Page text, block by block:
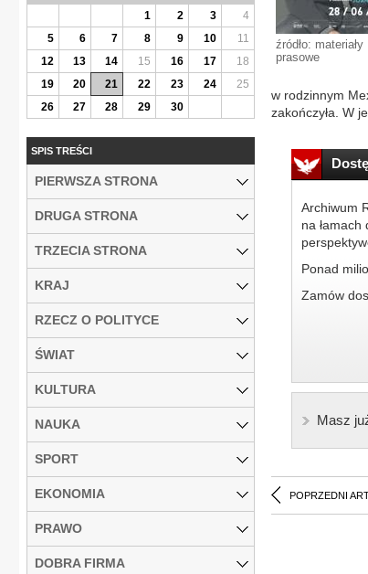
źródło: materiały
prasowe
w rodzinnym
zakończyła. W
Archiwum
na
Ponad
Zamów
Masz
POPRZEDNI
1
2 3
4
5
6 7 8 9 10
11
12
13 14 15 16 17
18
19
20 21 22 23 24
25
26
27 28 29 30
SPIS TREŚCI
PIERWSZA STRONA
DRUGA STRONA
TRZECIA STRONA
KRAJ
RZECZ O POLITYCE
ŚWIAT
KULTURA
NAUKA
SPORT
EKONOMIA
PRAWO
DOBRA FIRMA